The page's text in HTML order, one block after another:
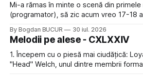
Mi-a rămas în minte o scenă din
(programator), să zic acum vreo 17-18
extrem de supărat pentru că observase
de aplicațiile de iOS livrate recent: într-
By Bogdan BUCUR 30 iul. 2026
Melodii pe alese - CXLXXIV
1. Începem cu o piesă mai ciudățică:
"Head" Welch, unul dintre membrii